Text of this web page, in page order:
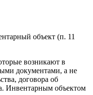
объект (п. 11
возникают в
документами, а не
договора об
Инвентарным объектом